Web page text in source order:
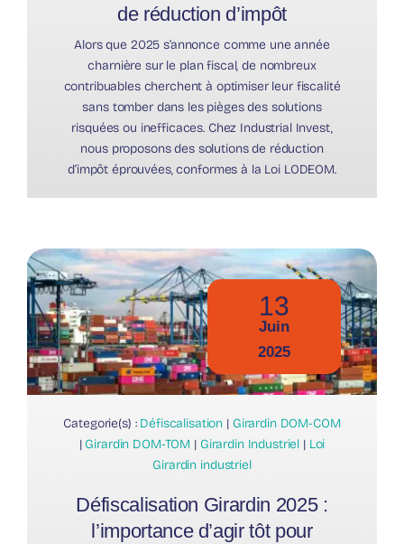
de réduction d’impôt
Alors que 2025 s’annonce comme une année
charnière sur le plan fiscal, de nombreux
contribuables cherchent à optimiser leur fiscalité
sans tomber dans les pièges des solutions
risquées ou inefficaces. Chez Industrial Invest,
nous proposons des solutions de réduction
d’impôt éprouvées, conformes à la Loi LODEOM.
13
Juin
2025
Categorie(s) : Défiscalisation | Girardin DOM-COM
| Girardin DOM-TOM | Girardin Industriel | Loi
Girardin industriel
Défiscalisation Girardin 2025 :
l’importance d’agir tôt pour